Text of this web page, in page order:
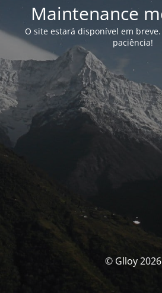
Maintenance
O site estará disponível em
paciência!
© Glloy 2026